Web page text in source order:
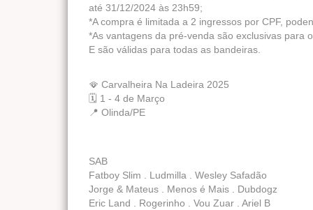
até 31/12/2024 às 23h59;
*A compra é limitada a 2 ingressos por CPF,
*As vantagens da pré-venda são exclusivas para
E são válidas para todas as bandeiras.
🪭 Carvalheira Na Ladeira 2025
🗓️ 1 - 4 de Março
📍 Olinda/PE
SAB
Fatboy Slim . Ludmilla . Wesley Safadão
Jorge & Mateus . Menos é Mais . Dubdogz
Eric Land . Rogerinho . Vou Zuar . Ariel B